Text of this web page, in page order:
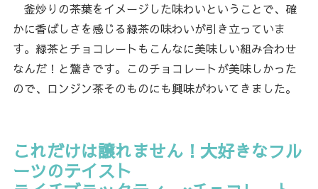
釜炒りの茶葉をイメージした味わいということで、確
かに香ばしさを感じる緑茶の味わいが引き立っていま
す。緑茶とチョコレートもこんなに美味しい組み合わせ
なんだ！と驚きです。このチョコレートが美味しかった
ので、ロンジン茶そのものにも興味がわいてきました。
これだけは譲れません！大好きなフル
ーツのテイスト